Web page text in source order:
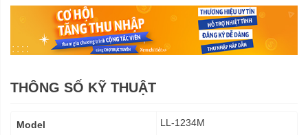
THÔNG SỐ KỸ THUẬT
Model LL-1234M